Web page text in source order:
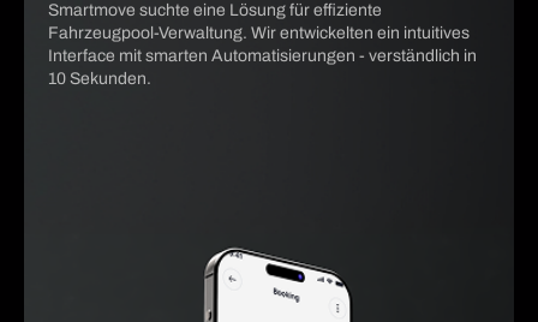
Smartmove suchte eine Lösung für effiziente
Fahrzeugpool-Verwaltung. Wir entwickelten ein intuitives
Interface mit smarten Automatisierungen - verständlich in
10 Sekunden.